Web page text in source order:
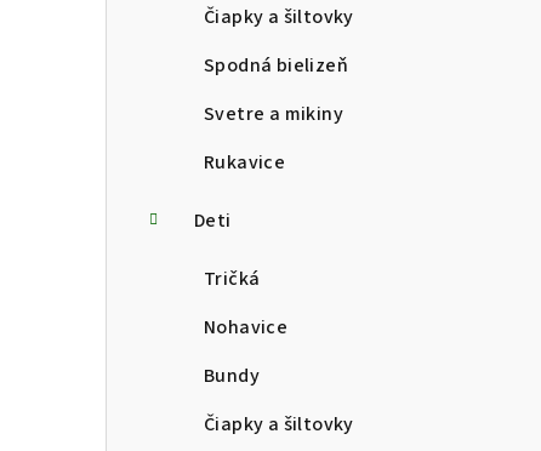
Čiapky a šiltovky
Spodná bielizeň
Svetre a mikiny
Rukavice
Deti
Tričká
Nohavice
Bundy
Čiapky a šiltovky